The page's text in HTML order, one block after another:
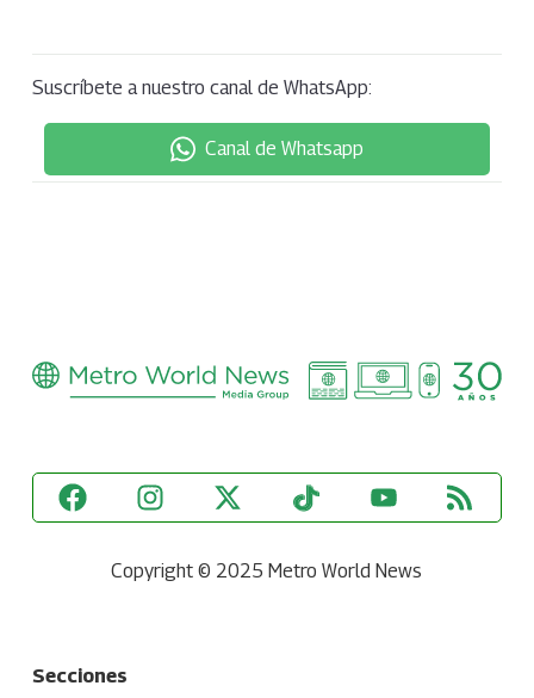
Suscríbete a nuestro canal de WhatsApp:
Canal de Whatsapp
Copyright © 2025 Metro World News
Secciones